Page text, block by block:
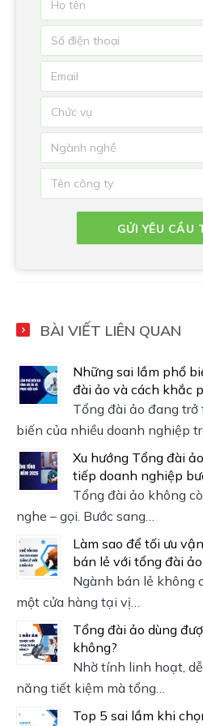
BÀI VIẾT LIÊN QUAN
Những sai lầm phổ
đài ảo và cách khắc
Tổng đài ảo đang
biến của nhiều doanh nghiệp
Xu hướng Tổng đài
tiếp doanh nghiệp
Tổng đài ảo không
nghe – gọi. Bước sang…
Làm sao để tối ưu
bán lẻ với tổng đài ảo
Ngành bán lẻ không
một cửa hàng tại vị…
Tổng đài ảo dùng
không?
Nhờ tính linh hoạt,
năng tiết kiệm mà tổng…
Top 5 sai lầm khi